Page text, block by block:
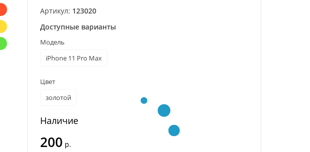
Артикул: 123020
Доступные варианты
Модель
iPhone 11 Pro Max
Цвет
золотой
Наличие
200 р.